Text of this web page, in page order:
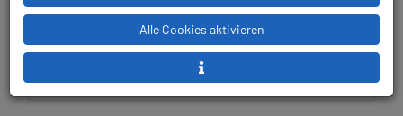
Werktagen: lagernd
Alle Cookies aktivieren